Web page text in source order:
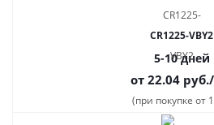
CR1225-VBY2
5-10 дней
от 22.04 руб.
(при покупке от